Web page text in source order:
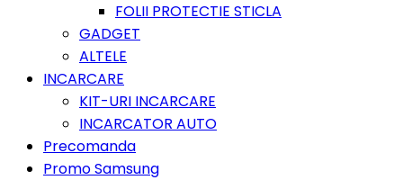
FOLII PROTECTIE STICLA
GADGET
ALTELE
INCARCARE
KIT-URI INCARCARE
INCARCATOR AUTO
Precomanda
Promo Samsung